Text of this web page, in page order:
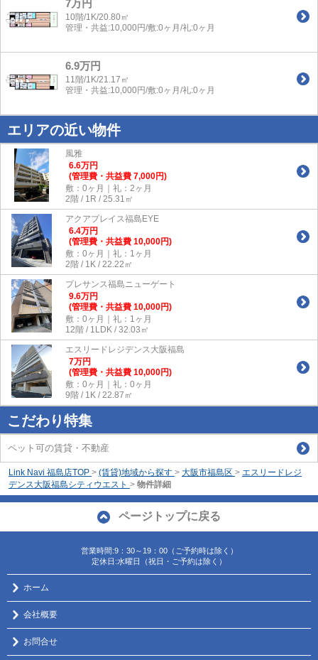
7万円
10階/1K/20.80㎡
管理・共益:10,000円/敷:0ヶ月/礼:0ヶ月
6.9万円
11階/1K/21.17㎡
管理・共益:10,000円/敷:0ヶ月/礼:0ヶ月
エリアの近い物件
風雅
6.6万円
(管理費・共益費 7,000円)
敷：0ヶ月｜礼：2ヶ月
2階 / 1R / 25.31㎡
アクアプレイス福島EYE
6.4万円
(管理費・共益費 10,000円)
敷：0ヶ月｜礼：1ヶ月
2階 / 1K / 22.22㎡
プレサンス福島ニューゲート
9.6万円
(管理費・共益費 10,000円)
敷：0ヶ月｜礼：1ヶ月
12階 / 1LDK / 32.03㎡
エスリードレジデンス大阪福島
7万円
(管理費・共益費 10,000円)
敷：0ヶ月｜礼：0ヶ月
9階 / 1K / 22.87㎡
こだわり特集
ペット可の賃貸・不動産
Link Navi 福島店TOP > (賃貸)地域から探す > 大阪市福島区 > エスリードレジ
デンス大阪福島シティウエスト > 物件詳細
ページトップに戻る
営業時間:9：30～19：00（ご予約時は除く）
定休日:水曜日（祝日・ご予約は除く）
ホーム
会社概要
お問合せ